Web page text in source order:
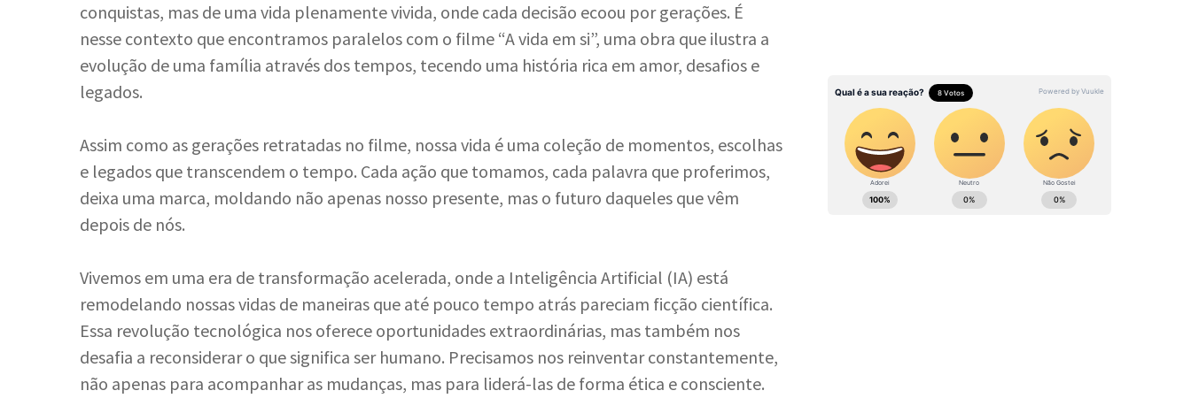
Hit enter to search or ESC to close
conquistas, mas de uma vida plenamente vivida, onde cada decisão ecoou por gerações. É
nesse contexto que encontramos paralelos com o filme “A vida em si”, uma obra que ilustra a
evolução de uma família através dos tempos, tecendo uma história rica em amor, desafios e
legados.
Assim como as gerações retratadas no filme, nossa vida é uma coleção de momentos, escolhas
e legados que transcendem o tempo. Cada ação que tomamos, cada palavra que proferimos,
deixa uma marca, moldando não apenas nosso presente, mas o futuro daqueles que vêm
depois de nós.
Vivemos em uma era de transformação acelerada, onde a Inteligência Artificial (IA) está
remodelando nossas vidas de maneiras que até pouco tempo atrás pareciam ficção científica.
Essa revolução tecnológica nos oferece oportunidades extraordinárias, mas também nos
desafia a reconsiderar o que significa ser humano. Precisamos nos reinventar constantemente,
não apenas para acompanhar as mudanças, mas para liderá-las de forma ética e consciente.